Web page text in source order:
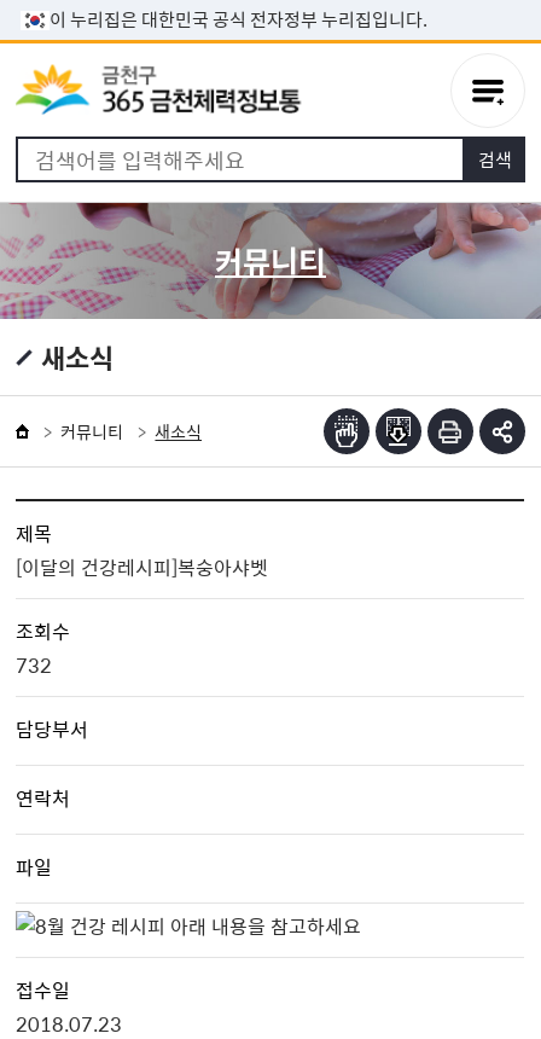
본문 바로가기
이 누리집은 대한민국 공식 전자정부 누리집입니다.
커뮤니티
새소식
커뮤니티 새소식
제목
[이달의 건강레시피]복숭아샤벳
조회수
732
담당부서
연락처
파일
접수일
2018.07.23